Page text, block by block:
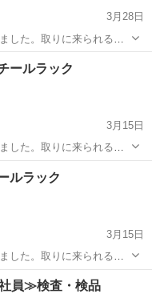
3月28日
した。取りに来られる方
奥行き30センチ
ールラック
3月15日
した。取りに来られる方
奥行き25センチ
ルラック
3月15日
した。取りに来られる方
奥行き35センチ
単身赴任
員≫検査・検品